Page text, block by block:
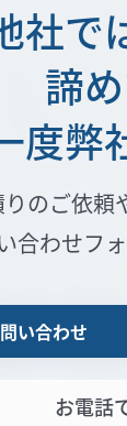
社で
諦
度弊
のご依頼
合わせフ
い合わせ
お電話